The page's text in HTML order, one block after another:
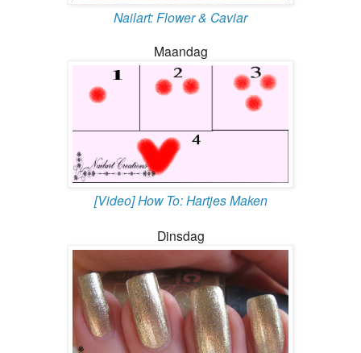
Nailart: Flower & Caviar
Maandag
[Video] How To: Hartjes Maken
Dinsdag